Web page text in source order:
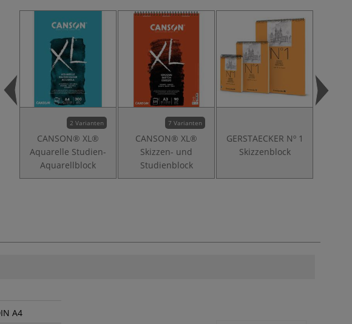
2 Varianten
CANSON® XL®
Aquarelle Studien-
Aquarellblock
7 Varianten
CANSON® XL®
Skizzen- und
Studienblock
GERSTAECKER Nº 1
Skizzenblock
A4